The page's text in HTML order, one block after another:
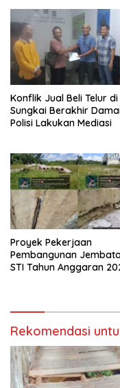
Konflik Jual Beli Telur di
Sungkai Berakhir
Polisi Lakukan Mediasi
Proyek Pekerjaan
Pembangunan
STI Tahun Anggaran
Rekomendasi